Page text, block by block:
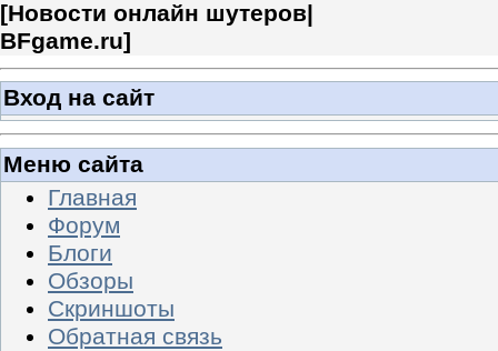
[Новости онлайн шутеров|
BFgame.ru]
Вход на сайт
Меню сайта
Главная
Форум
Блоги
Обзоры
Скриншоты
Обратная связь